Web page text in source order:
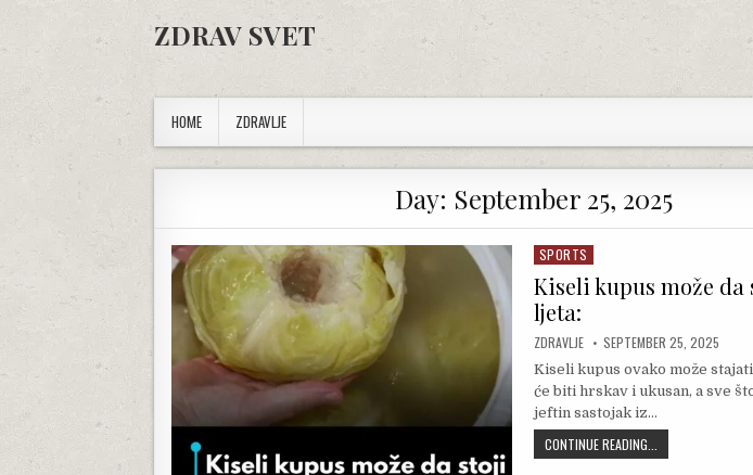
Skip to content
ZDRAV SVET
HOME ZDRAVLJE
Day: September 25, 2025
Posted in
SPORTS
Kiseli kupus može da
ljeta:
AUTHOR:
ZDRAVLJE PUBLISHED DATE:
SEPTEMBER 25, 2025
Kiseli kupus ovako može
će biti hrskav i ukusan, a sve
jeftin sastojak iz…
CONTINUE READING...